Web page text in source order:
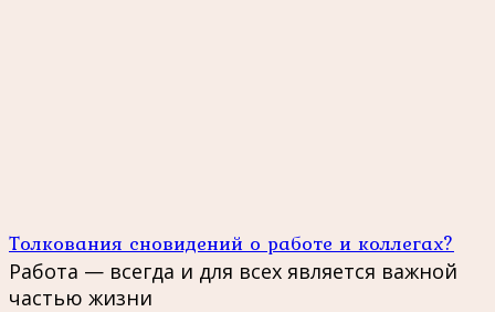
Толкования сновидений о работе и коллегах?
Работа — всегда и для всех является важной
частью жизни